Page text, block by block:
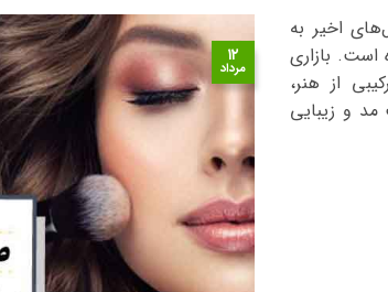
۱۲
مرداد
سال‌های اخیر به
است. بازاری
از هنر،
و زیبایی